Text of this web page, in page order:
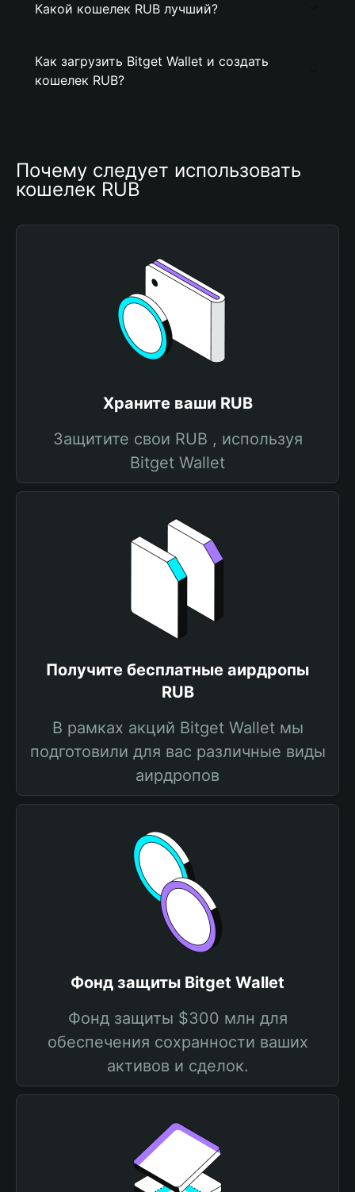
Какой кошелек RUB лучший?
Как загрузить Bitget Wallet и создать
кошелек RUB?
Почему следует использовать
кошелек RUB
Храните ваши RUB
Защитите свои RUB , используя
Bitget Wallet
Получите бесплатные аирдропы
RUB
В рамках акций Bitget Wallet мы
подготовили для вас различные виды
аирдропов
Фонд защиты Bitget Wallet
Фонд защиты $300 млн для
обеспечения сохранности ваших
активов и сделок.